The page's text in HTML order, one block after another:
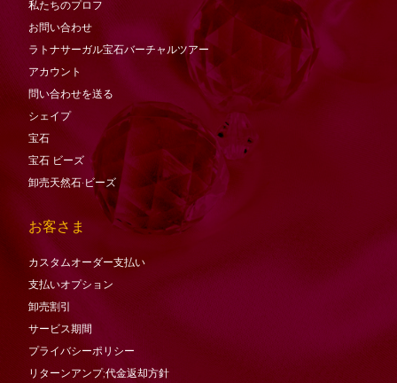
私たちのプロフ
お問い合わせ
ラトナサーガル宝石バーチャ​​ルツアー
アカウント
問い合わせを送る
シェイプ
宝石
宝石 ビーズ
卸売天然石·ビーズ
お客さま
カスタムオーダー支払い
支払いオプション
卸売割引
サービス期間
プライバシーポリシー
リターンアンプ;代金返却方針